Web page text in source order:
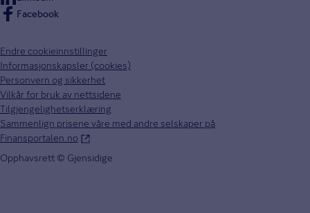
Facebook
Endre cookieinnstillinger
Informasjonskapsler (cookies)
Personvern og sikkerhet
Vilkår for bruk av nettsidene
Tilgjengelighetserklæring
Sammenlign prisene våre med andre selskaper på
Finansportalen.no
Opphavsrett © Gjensidige